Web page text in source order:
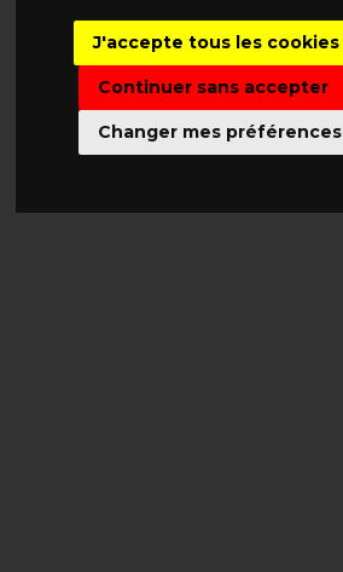
J'accepte tous les cookies
Continuer sans accepter
Changer mes préférences